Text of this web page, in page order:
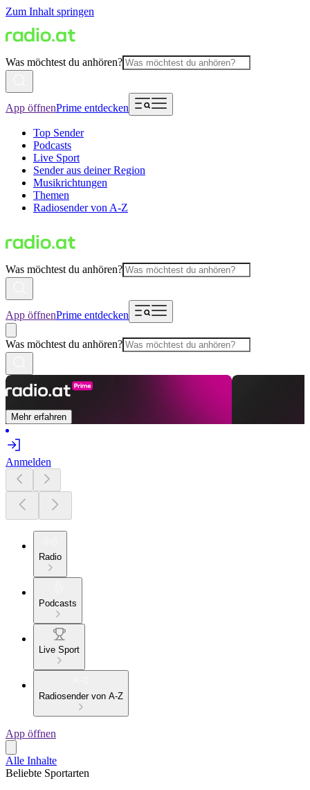
Zum Inhalt springen
Was möchtest du anhören?
App öffnenPrime entdecken
Top Sender
Podcasts
Live Sport
Sender aus deiner Region
Musikrichtungen
Themen
Radiosender von A-Z
Was möchtest du anhören?
App öffnenPrime entdecken
Was möchtest du anhören?
Mehr erfahren
Anmelden
Radio
Podcasts
Live Sport
Radiosender von A-Z
App öffnen
Alle Inhalte
Beliebte Sportarten